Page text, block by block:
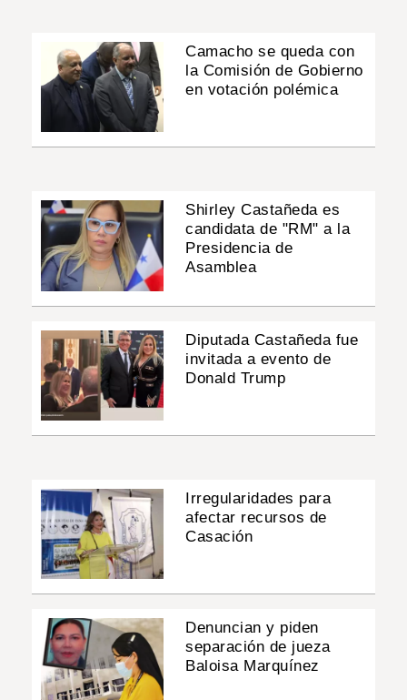
Camacho se queda con
la Comisión de Gobierno
en votación polémica
Shirley Castañeda es
candidata de "RM" a la
Presidencia de
Asamblea
Diputada Castañeda fue
invitada a evento de
Donald Trump
Irregularidades para
afectar recursos de
Casación
Denuncian y piden
separación de jueza
Baloisa Marquínez